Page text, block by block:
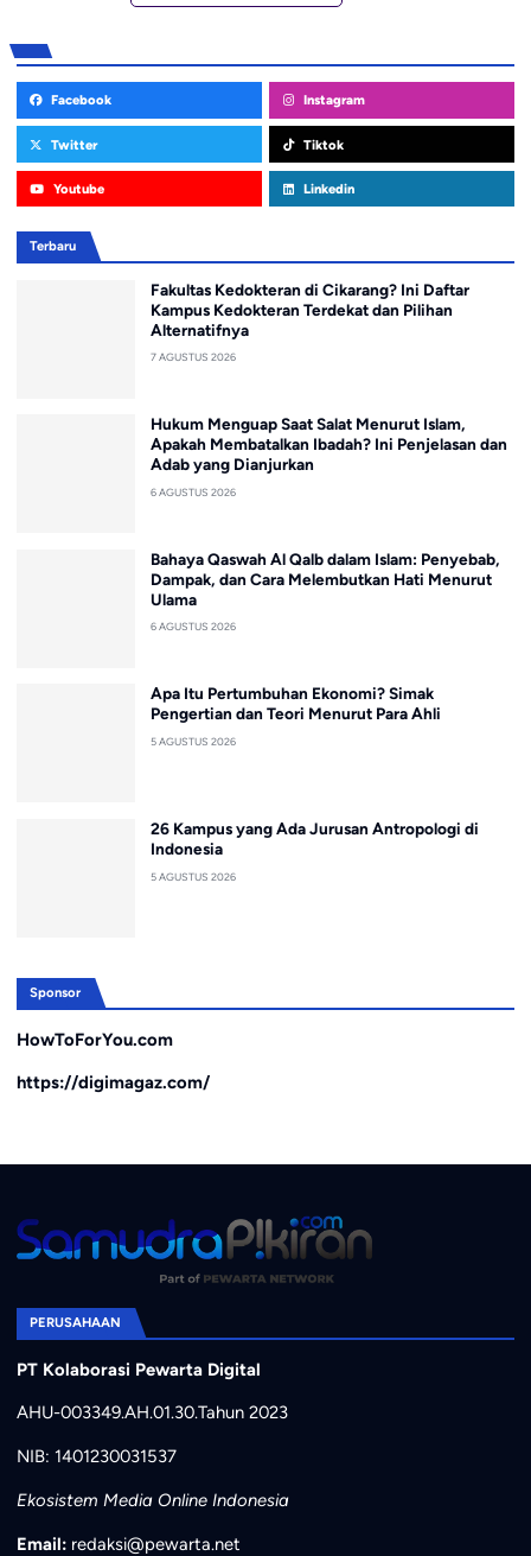
Facebook Instagram
Twitter Tiktok
Youtube Linkedin
Terbaru
Fakultas Kedokteran di Cikarang? Ini Daftar
Kampus Kedokteran Terdekat dan Pilihan
Alternatifnya
7 AGUSTUS 2026
Hukum Menguap Saat Salat Menurut Islam,
Apakah Membatalkan Ibadah? Ini Penjelasan dan
Adab yang Dianjurkan
6 AGUSTUS 2026
Bahaya Qaswah Al Qalb dalam Islam: Penyebab,
Dampak, dan Cara Melembutkan Hati Menurut
Ulama
6 AGUSTUS 2026
Apa Itu Pertumbuhan Ekonomi? Simak
Pengertian dan Teori Menurut Para Ahli
5 AGUSTUS 2026
26 Kampus yang Ada Jurusan Antropologi di
Indonesia
5 AGUSTUS 2026
Sponsor
HowToForYou.com
https://digimagaz.com/
PERUSAHAAN
PT Kolaborasi Pewarta Digital
AHU-003349.AH.01.30.Tahun 2023
NIB: 1401230031537
Ekosistem Media Online Indonesia
Email: redaksi@pewarta.net